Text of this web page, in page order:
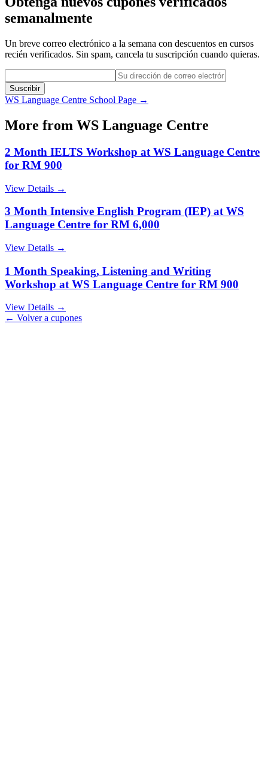
semanalmente
Un breve correo electrónico a la semana con descuentos en cursos
recién verificados. Sin spam, cancela tu suscripción cuando quieras.
Suscribir
WS Language Centre School Page →
More from WS Language Centre
2 Month IELTS Workshop at WS Language Centre
for RM 900
View Details →
3 Month Intensive English Program (IEP) at WS
Language Centre for RM 6,000
View Details →
1 Month Speaking, Listening and Writing
Workshop at WS Language Centre for RM 900
View Details →
← Volver a cupones